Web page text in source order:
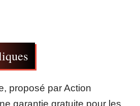
proposé par Action
garantie gratuite pour les